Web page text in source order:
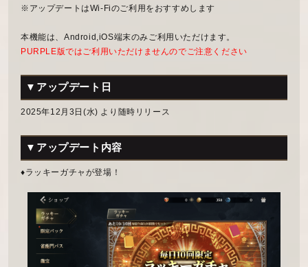
※アップデートはWi-Fiのご利用をおすすめします
本機能は、Android,iOS端末のみご利用いただけます。
PURPLE版ではご利用いただけませんのでご注意ください
▼アップデート日
2025年12月3日(水) より随時リリース
▼アップデート内容
♦ラッキーガチャが登場！